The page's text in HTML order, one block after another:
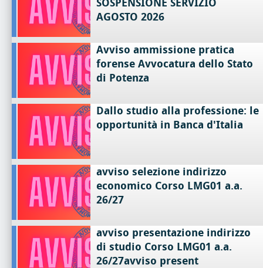
SOSPENSIONE SERVIZIO
AGOSTO 2026
Avviso ammissione pratica
forense Avvocatura dello Stato
di Potenza
Dallo studio alla professione: le
opportunità in Banca d'Italia
avviso selezione indirizzo
economico Corso LMG01 a.a.
26/27
avviso presentazione indirizzo
di studio Corso LMG01 a.a.
26/27avviso present